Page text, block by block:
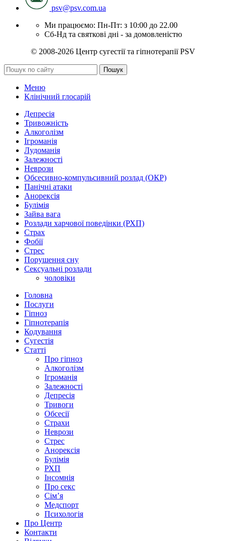
psv@psv.com.ua
Ми працюємо: Пн-Пт: з 10:00 до 22.00
Сб-Нд та святкові дні - за домовленістю
© 2008-2026 Центр сугестії та гіпнотерапії PSV
Пошук
Меню
Клінічний глосарій
Депресія
Тривожність
Алкоголізм
Ігроманія
Лудоманія
Залежності
Неврози
Обсесивно-компульсивний розлад (ОКР)
Панічні атаки
Анорексія
Булімія
Зайва вага
Розлади харчової поведінки (РХП)
Страх
Фобії
Стрес
Порушення сну
Сексуальні розлади
чоловіки
Головна
Послуги
Гіпноз
Гіпнотерапія
Кодування
Сугестія
Статті
Про гіпноз
Алкоголізм
Ігроманія
Залежності
Депресія
Тривоги
Обсесії
Страхи
Неврози
Стрес
Анорексія
Булімія
РХП
Інсомнія
Про секс
Сім’я
Медспорт
Психологія
Про Центр
Контакти